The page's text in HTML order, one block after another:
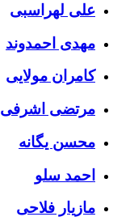
علی لهراسبی
مهدی احمدوند
کامران مولایی
مرتضی اشرفی
محسن یگانه
احمد سلو
مازیار فلاحی